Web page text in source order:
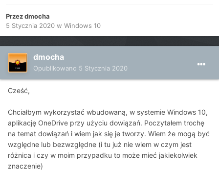
Przezdmocha
5 Stycznia 2020 w Windows 10
dmocha
Opublikowano 5 Stycznia 2020
Cześć,
Chciałbym wykorzystać wbudowaną, w systemie Windows 10,
aplikację OneDrive przy użyciu dowiązań. Poczytałem trochę
na temat dowiązań i wiem jak się je tworzy. Wiem że mogą być
względne lub bezwzględne (i tu już nie wiem w czym jest
różnica i czy w moim przypadku to może mieć jakiekolwiek
znaczenie)